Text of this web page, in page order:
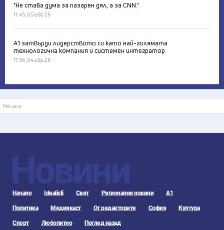
"Не става дума за пазарен дял, а за CNN."
11:45, 05 авг 26
А1 затвърди лидерството си като най-голямата
технологична компания и системен интегратор
11:56, 04 авг 26
Реклама
Новини
Начало Idealisti Свят Регионални новини А1
Политика Медиякаст От редакторите София Култура
Спорт Любопитно Поглед назад